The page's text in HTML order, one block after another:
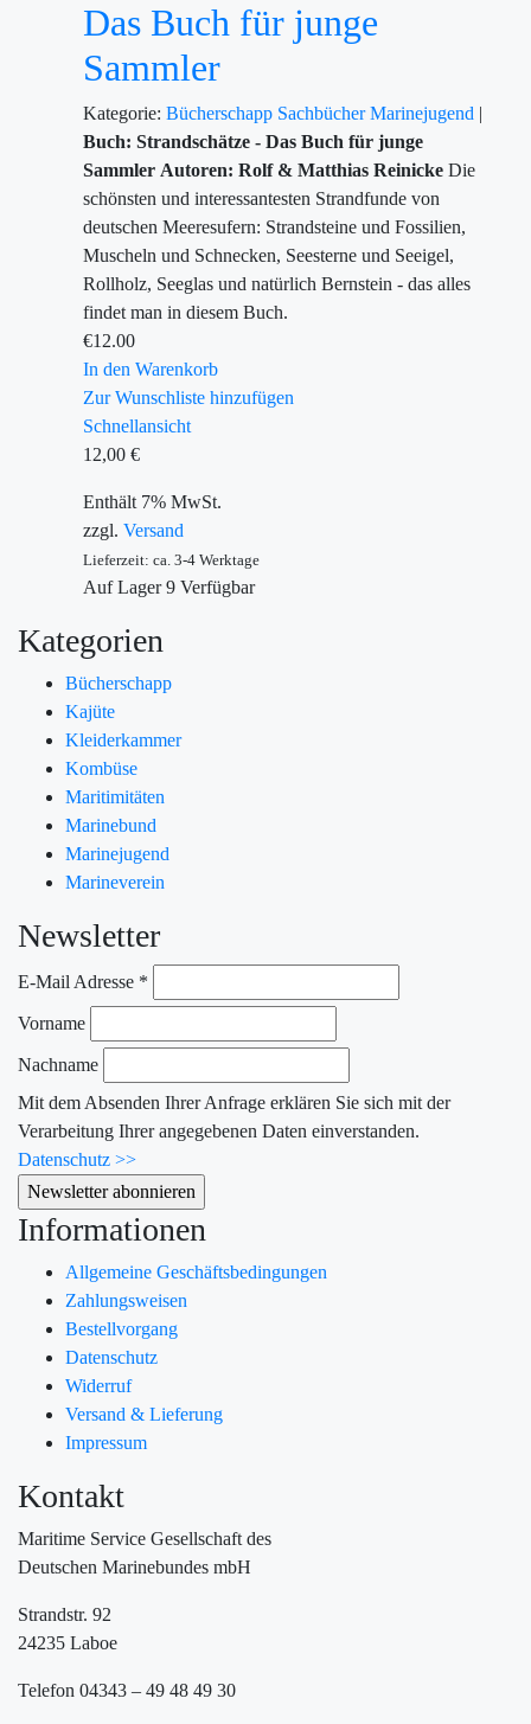
Das Buch für junge
Sammler
Kategorie: Bücherschapp SachbücherMarinejugend |
Buch: Strandschätze - Das Buch für junge
Sammler Autoren: Rolf & Matthias Reinicke Die
schönsten und interessantesten Strandfunde von
deutschen Meeresufern: Strandsteine und Fossilien,
Muscheln und Schnecken, Seesterne und Seeigel,
Rollholz, Seeglas und natürlich Bernstein - das alles
findet man in diesem Buch.
€12.00
In den Warenkorb
Zur Wunschliste hinzufügen
Schnellansicht
12,00 €
Enthält 7% MwSt.
zzgl. Versand
Lieferzeit: ca. 3-4 Werktage
Auf Lager9 Verfügbar
Kategorien
Bücherschapp
Kajüte
Kleiderkammer
Kombüse
Maritimitäten
Marinebund
Marinejugend
Marineverein
Newsletter
E-Mail Adresse *
Vorname
Nachname
Mit dem Absenden Ihrer Anfrage erklären Sie sich mit der
Verarbeitung Ihrer angegebenen Daten einverstanden.
Datenschutz >>
Informationen
Allgemeine Geschäftsbedingungen
Zahlungsweisen
Bestellvorgang
Datenschutz
Widerruf
Versand & Lieferung
Impressum
Kontakt
Maritime Service Gesellschaft des
Deutschen Marinebundes mbH
Strandstr. 92
24235 Laboe
Telefon 04343 – 49 48 49 30